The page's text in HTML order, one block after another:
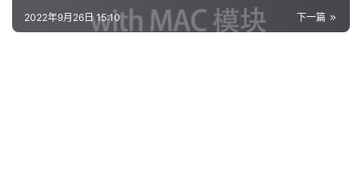
下一篇
2022年9月26日 15:10